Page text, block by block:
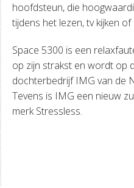
hoofdsteun, die
tijdens het lezen, tv kijken of
Space 5300 is een
op zijn strakst en wordt op
dochterbedrijf IMG van de
Tevens is IMG een nieuw
merk Stressless.